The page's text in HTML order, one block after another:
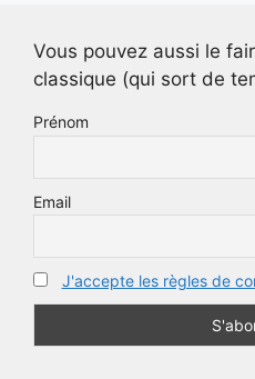
Vous pouvez aussi le
classique (qui sort de
Prénom
Email
J'accepte les règles de